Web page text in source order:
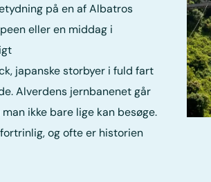
på en af Albatros
eller en middag i
japanske storbyer i fuld fart
Alverdens jernbanenet går
ikke bare lige kan besøge.
og ofte er historien